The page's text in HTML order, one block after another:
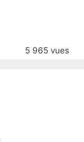
5 965 vues